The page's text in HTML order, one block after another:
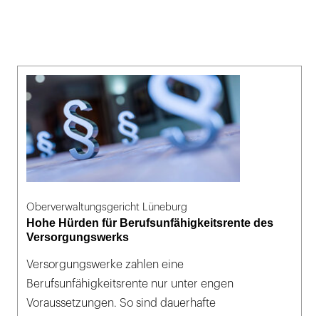
Oberverwaltungsgericht Lüneburg
Hohe Hürden für Berufsunfähigkeitsrente des
Versorgungswerks
Versorgungswerke zahlen eine
Berufsunfähigkeitsrente nur unter engen
Voraussetzungen. So sind dauerhafte